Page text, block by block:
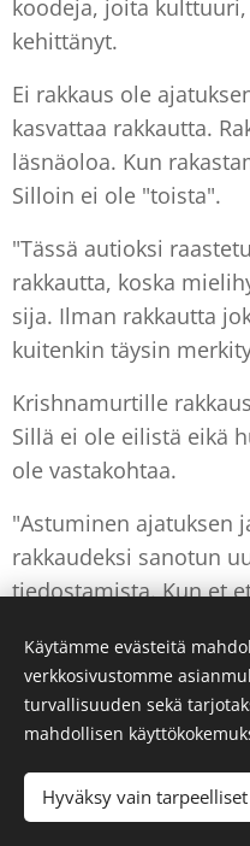
koodeja, joita
kehittänyt.
Ei rakkaus ole
kasvattaa rakkautta.
läsnäoloa. Kun
Silloin ei ole "toista".
"Tässä autioksi
rakkautta, koska
sija. Ilman rakkautta
kuitenkin täysin
Krishnamurtille
Sillä ei ole eilistä eikä
ole vastakohtaa.
"Astuminen ajatuksen
rakkaudeksi sanotun
tiedostamista. Kun et
silloin ei ole mitään
Krishnamurti kiteyttää
Sanan verho
Seuraavassa luvussa
Käytämme evästeitä
verkkosivustomme
turvallisuuden sekä
mahdollisen
Hyväksy vain tarpeelliset